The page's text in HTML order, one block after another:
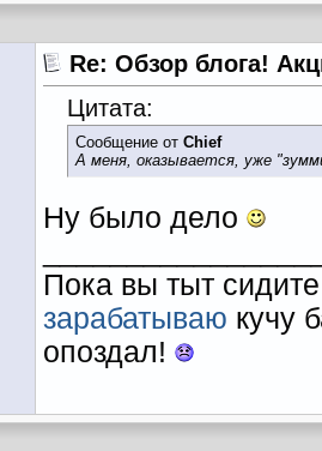
Re: Обзор блога!
Цитата:
Сообщение от Chief
А меня, оказывается, уже
Ну было дело
Пока вы тыт
зарабатываю кучу
опоздал!